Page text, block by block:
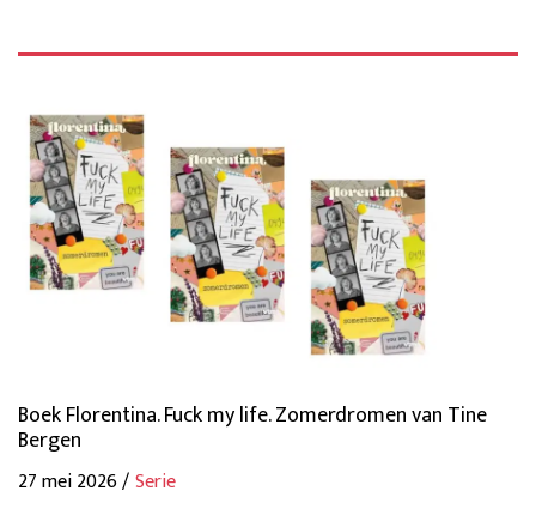
Boek Florentina. Fuck my life. Zomerdromen van Tine
Bergen
27 mei 2026 /Serie